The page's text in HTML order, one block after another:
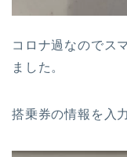
コロナ過なのでス
ました。
搭乗券の情報を入